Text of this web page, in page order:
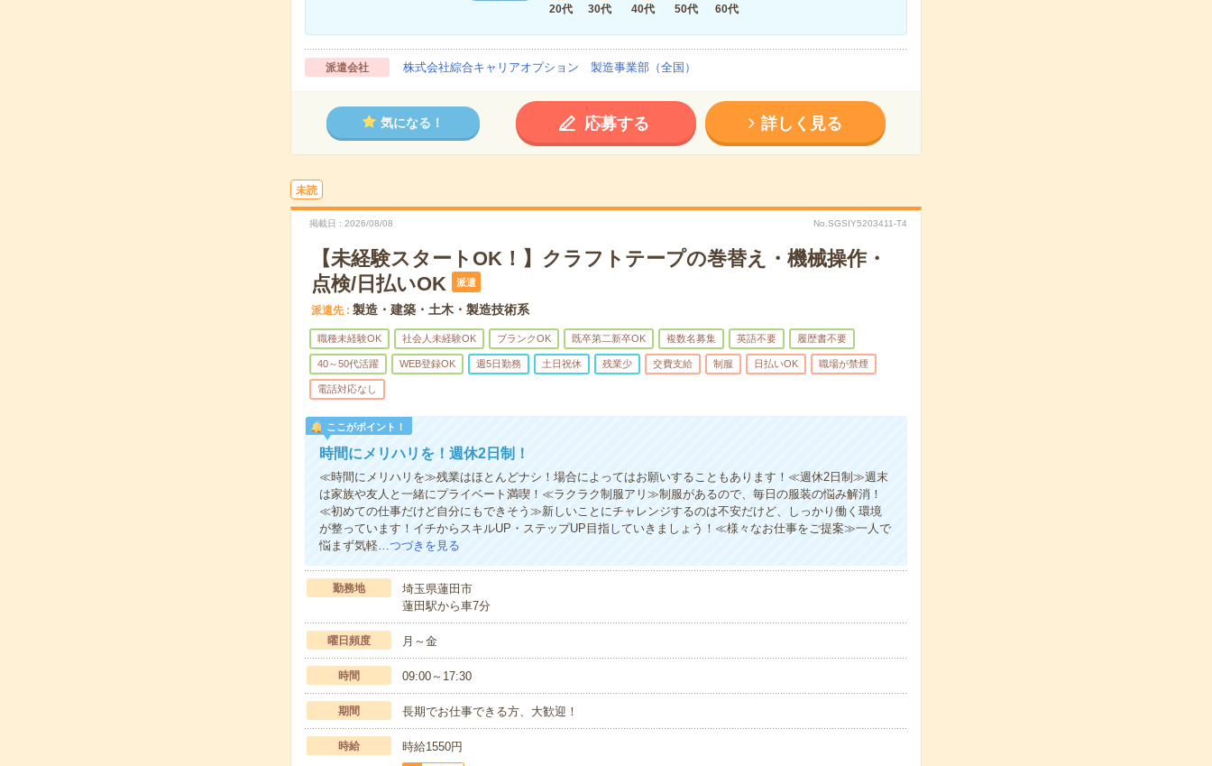
20代
30代 40代 50代 60代
派遣会社 株式会社綜合キャリアオプション 製造事業部（全国）
気になる！ 応募する 詳しく見る
未読
掲載日 2026/08/08 No.SGSIY5203411-T4
【未経験スタートOK！】クラフトテープの巻替え・機械操作・
点検/日払いOK
派遣
派遣先 製造・建築・土木・製造技術系
職種未経験OK 社会人未経験OK ブランクOK 既卒第二新卒OK 複数名募集 英語不要 履歴書不要
40～50代活躍 WEB登録OK 週5日勤務 土日祝休 残業少 交費支給 制服 日払いOK 職場が禁煙
電話対応なし
ここがポイント！
時間にメリハリを！週休2日制！
≪時間にメリハリを≫残業はほとんどナシ！場合によってはお願いすることもあります！≪週休2日制≫週末
は家族や友人と一緒にプライベート満喫！≪ラクラク制服アリ≫制服があるので、毎日の服装の悩み解消！
≪初めての仕事だけど自分にもできそう≫新しいことにチャレンジするのは不安だけど、しっかり働く環境
が整っています！イチからスキルUP・ステップUP目指していきましょう！≪様々なお仕事をご提案≫一人で
悩まず気軽…つづきを見る
勤務地
埼玉県蓮田市
蓮田駅から車7分
曜日頻度 月～金
時間 09:00～17:30
期間 長期でお仕事できる方、大歓迎！
時給 時給1550円